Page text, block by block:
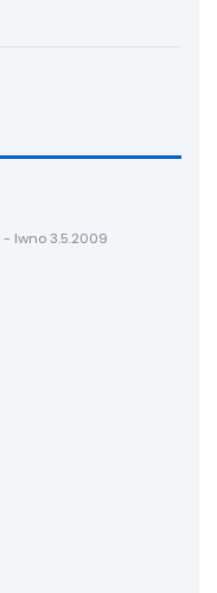
Iwno 3.5.2009